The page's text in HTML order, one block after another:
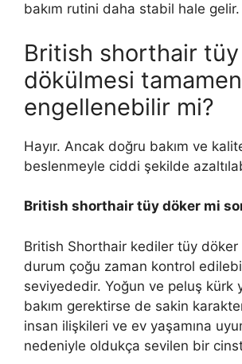
bakım rutini daha stabil hale gelir.
British shorthair tüy
dökülmesi tamamen
engellenebilir mi?
Hayır. Ancak doğru bakım ve
beslenmeyle ciddi şekilde
British shorthair tüy döker mi
British Shorthair kediler tüy döker
durum çoğu zaman kontrol
seviyededir. Yoğun ve peluş kürk
bakım gerektirse de sakin
insan ilişkileri ve ev yaşamına
nedeniyle oldukça sevilen bir